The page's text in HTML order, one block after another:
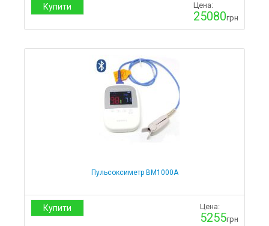
Купити Цена:
25080грн
Пульсоксиметр BM1000А
Купити Цена:
5255грн